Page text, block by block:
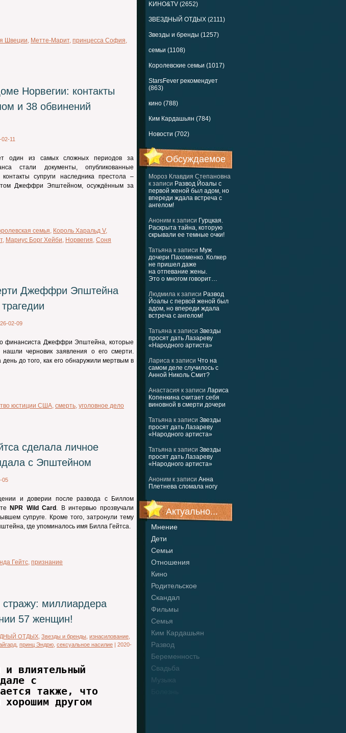
KИНО&TV (2652)
ЗВЕЗДНЫЙ ОТДЫХ (2111)
Звезды и бренды (1257)
семьи (1108)
Королевские семьи (1017)
StarsFever рекомендует
(863)
кино (788)
Ким Кардашьян (784)
Новости (702)
Обсуждаемое
Мороз Клавдия Степановна
к записи Развод Йоалы с
первой женой был адом, но
впереди ждала встреча с
ангелом!
Аноним к записи Гурцкая.
Раскрыта тайна, которую
скрывали ее темные очки!
Татьяна к записи Муж
дочери Пахоменко. Колкер
не пришел даже
на отпевание жены.
Это о многом говорит…
Людмила к записи Развод
Йоалы с первой женой был
адом, но впереди ждала
встреча с ангелом!
Татьяна к записи Звезды
просят дать Лазареву
«Народного артиста»
Лариса к записи Что на
самом деле случилось с
Анной Николь Смит?
Анастасия к записи Лариса
Копенкина считает себя
виновной в смерти дочери
Татьяна к записи Звезды
просят дать Лазареву
«Народного артиста»
Татьяна к записи Звезды
просят дать Лазареву
«Народного артиста»
Аноним к записи Анна
Плетнева сломала ногу
Актуально...
Мнение
Дети
Семьи
Отношения
Кино
Родительское
Скандал
Фильмы
Семья
Ким Кардашьян
Развод
Беременность
Свадьба
Музыка
Швеции, Метте-Марит, принцесса София,
Норвегии: контакты
и 38 обвинений
11
один из самых сложных периодов за
стали документы, опубликованные
супруги наследника престола –
Джеффри Эпштейном, осуждённым за
семья, Король Харальд V,
, Мариус Борг Хейби, Норвегия, Соня
Джеффри Эпштейна
02-09
финансиста Джеффри Эпштейна, которые
черновик заявления о его смерти.
до того, как его обнаружили мертвым в
юстиции США, смерть, уголовное дело
сделала личное
с Эпштейном
05
и доверии после развода с Биллом
NPR Wild Card . В интервью прозвучали
супруге. Кроме того, затронули тему
где упоминалось имя Билла Гейтса.
Гейтс, признание
стражу: миллиардера
57 женщин!
ОТДЫХ Звезды и бренды изнасилование
принц Эндрю сексуальное насилие | 2020-
и влиятельный
с
также, что
хорошим другом